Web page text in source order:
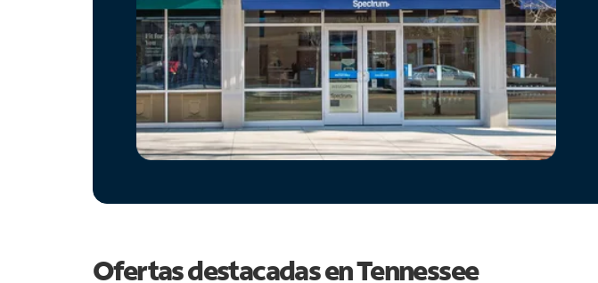
Ofertas destacadas enTennessee